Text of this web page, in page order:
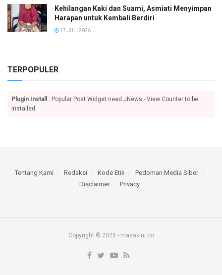
Kehilangan Kaki dan Suami, Asmiati Menyimpan
Harapan untuk Kembali Berdiri
17 JULI 2026
TERPOPULER
Plugin Install
: Popular Post Widget need JNews - View Counter to be
installed
Tentang Kami Redaksi Kode Etik
Pedoman Media Siber
Disclaimer
Privacy
Copyright © 2025 - masakini.co